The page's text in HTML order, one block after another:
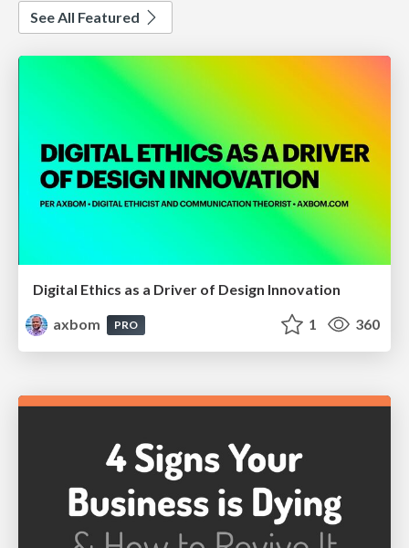
See All Featured
Digital Ethics as a Driver of Design Innovation
axbom
PRO 1 360